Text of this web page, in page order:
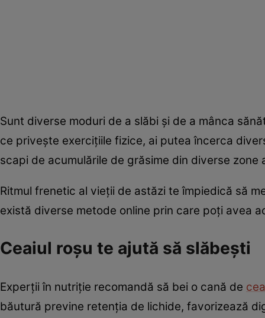
Sunt diverse moduri de a slăbi și de a mânca
ce privește exercițiile fizice, ai putea încerca
scapi de acumulările de grăsime din diverse zone
Ritmul frenetic al vieții de astăzi te împiedică să
există diverse metode online prin care poţi avea
Ceaiul roşu te ajută să slăbeşti
Experții în nutriție recomandă să bei o cană de
băutură previne retenția de lichide, favorizează